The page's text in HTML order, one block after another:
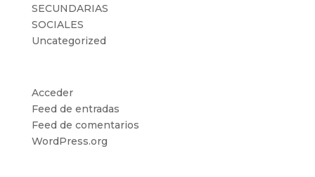
SECUNDARIAS
SOCIALES
Uncategorized
Acceder
Feed de entradas
Feed de comentarios
WordPress.org